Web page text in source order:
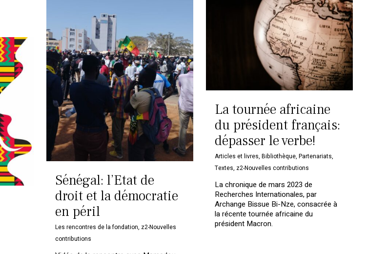
Sénégal: l’Etat de
droit et la démocratie
en péril
Les rencontres de la fondation, z2-Nouvelles
contributions
La tournée africaine
du président français:
dépasser le verbe!
Articles et livres, Bibliothèque, Partenariats,
Textes, z2-Nouvelles contributions
La chronique de mars 2023 de
Recherches Internationales, par
Archange Bissue Bi-Nze, consacrée à
la récente tournée africaine du
président Macron.